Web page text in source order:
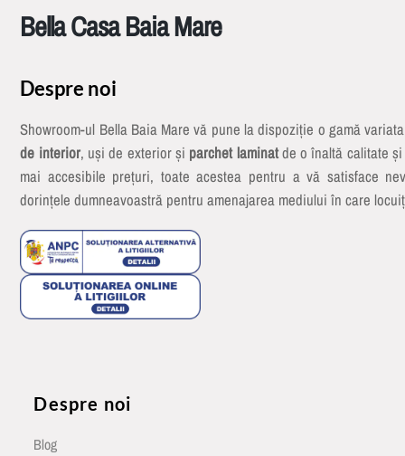
Bella Casa Baia Mare
Despre noi
Showroom-ul Bella Baia Mare vă pune la dispoziție o gamă
de interior, uși de exterior și parchet laminatde o înaltă calitate și
mai accesibile prețuri, toate acestea pentru a vă satisface
dorințele dumneavoastră pentru amenajarea mediului în care
Despre noi
Blog